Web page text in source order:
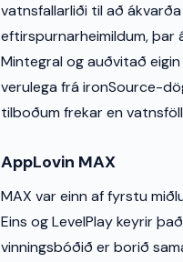
vatnsfallarliði til að
eftirspurnarheimildum, þar
Mintegral og auðvitað
verulega frá ironSource-
tilboðum frekar en
AppLovin MAX
MAX var einn af fyrstu
Eins og LevelPlay keyrir
vinningsbóðið er borið